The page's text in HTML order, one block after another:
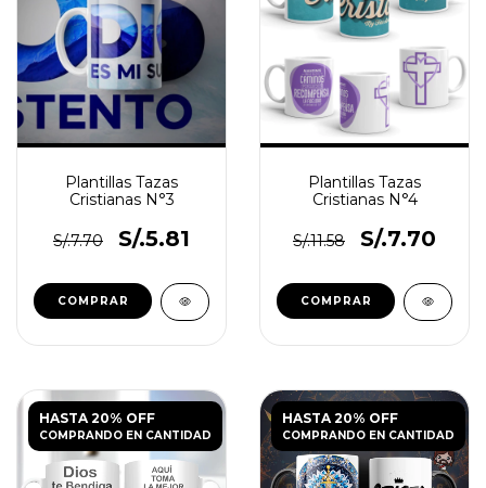
Plantillas Tazas
Cristianas N°3
S/.7.70 S/.5.81
Plantillas Tazas
Cristianas N°4
S/.11.58 S/.7.70
HASTA 20% OFF
COMPRANDO EN CANTIDAD
HASTA 20% OFF
COMPRANDO EN CANTIDAD